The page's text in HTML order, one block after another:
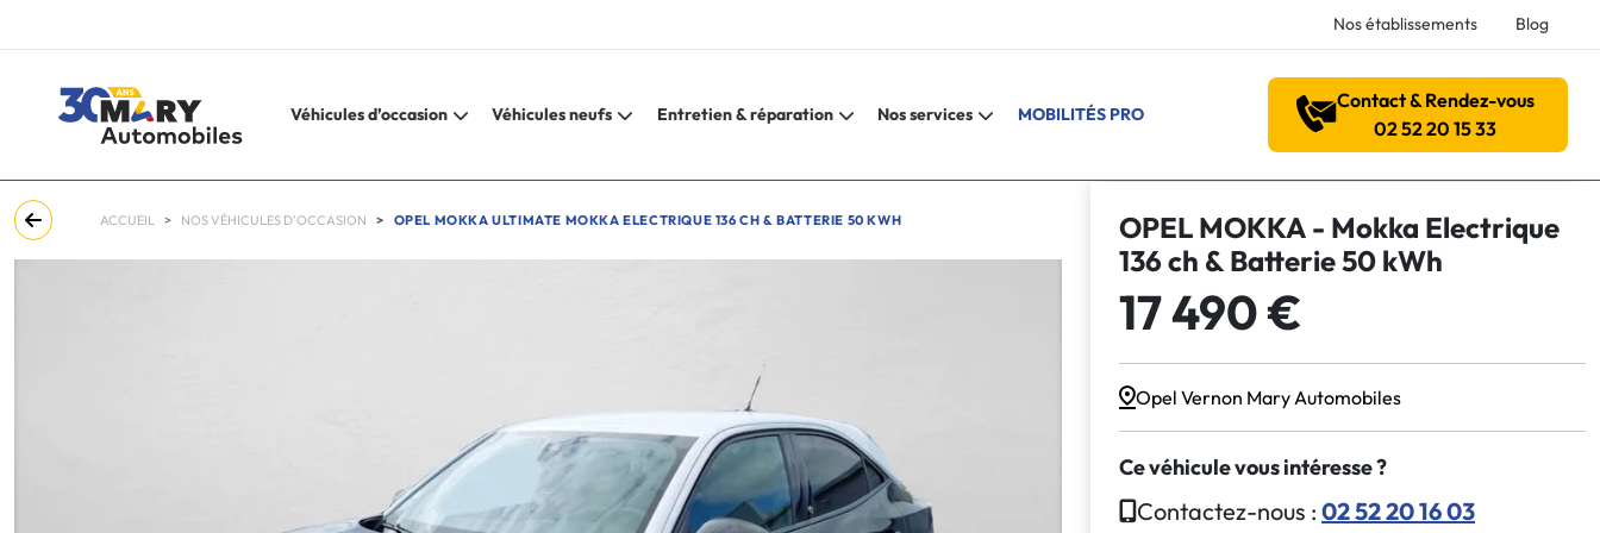
Nos établissements Blog
Véhicules d’occasion Véhicules neufs Entretien & réparation Nos services MOBILITÉS PRO
Contact & Rendez-vous
02 52 20 15 33
ACCUEIL NOS VÉHICULES D'OCCASION OPEL MOKKA ULTIMATE MOKKA ELECTRIQUE 136 CH & BATTERIE 50 KWH
OPEL MOKKA - Mokka Electrique
136 ch & Batterie 50 kWh
17 490 €
Opel Vernon Mary Automobiles
Ce véhicule vous intéresse ?
Contactez-nous : 02 52 20 16 03